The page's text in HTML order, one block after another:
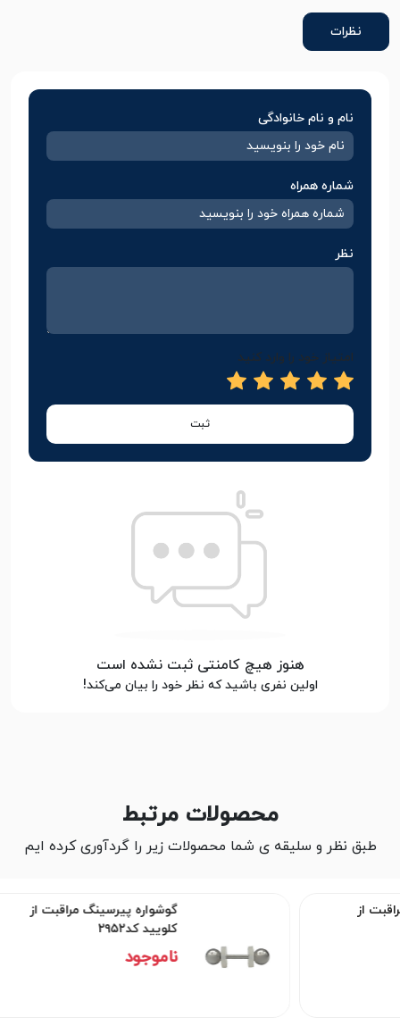
نظرات
نام و نام خانوادگی
شماره همراه
نظر
امتیاز خود را وارد کنید
ثبت
هنوز هیچ کامنتی ثبت نشده است
اولین نفری باشید که نظر خود را بیان می‌کند!
محصولات مرتبط
طبق نظر و سلیقه ی شما محصولات زیر را گردآوری کرده ایم
گوشواره پیرسینگ مراقبت از
ناموجود